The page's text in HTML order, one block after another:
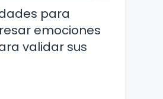
para
emociones
validar sus